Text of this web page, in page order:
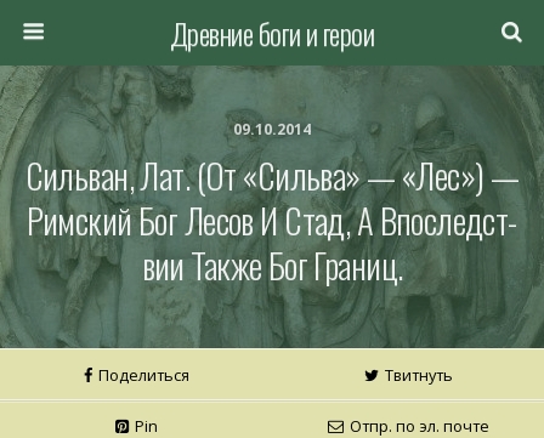
Древние боги и герои
09.10.2014
Сильван, Лат. (от «сильва» — «лес») —
Римский Бог Лесов И Стад, А Впоследст­
Вии Также Бог Границ.
Поделиться Твитнуть
Pin Отпр. по эл. почте